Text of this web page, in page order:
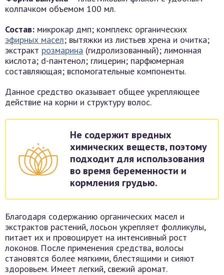
колпачком объемом 100 мл.
Состав: микрокар дмп; комплекс органических
эфирных масел; вытяжки из листьев хрена и очитка;
экстракт розмарина (гидролизованный); лимонная
кислота; d-пантенол; глицерин; парфюмерная
составляющая; вспомогательные компоненты.
Данное средство оказывает общее укрепляющее
действие на корни и структуру волос.
Не содержит вредных
химических веществ, поэтому
подходит для использования
во время беременности и
кормления грудью.
Благодаря содержанию органических масел и
экстрактов растений, лосьон укрепляет фолликулы,
питает их и провоцирует на интенсивный рост
локонов. После применения средства, волосы
становятся более мягкими, блестящими и сияют
здоровьем. Имеет легкий, свежий аромат.